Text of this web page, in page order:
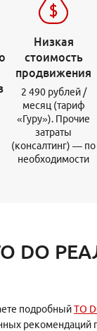
Низкая
стоимость
продвижения
2 490 рублей /
месяц (тариф
«Гуру»). Прочие
затраты
(консалтинг) — по
необходимости
DO
подробныйTO
рекомендаций